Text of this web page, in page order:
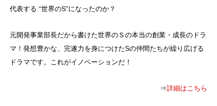
代表する “世界のS”になったのか？
元開発事業部長だから書けた世界のＳの本当の創業・成長のドラ
マ！発想豊かな、完遂力を身につけたSの仲間たちが繰り広げる
ドラマです。これがイノベーションだ！
⇒詳細はこちら